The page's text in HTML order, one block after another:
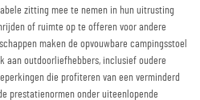
zitting mee te nemen in hun uitrusting
of ruimte op te offeren voor andere
maken de opvouwbare campingsstoel
aan outdoorliefhebbers, inclusief oudere
die profiteren van een verminderd
prestatienormen onder uiteenlopende